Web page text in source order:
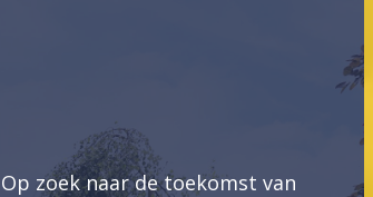
Op zoek naar de toekomst van